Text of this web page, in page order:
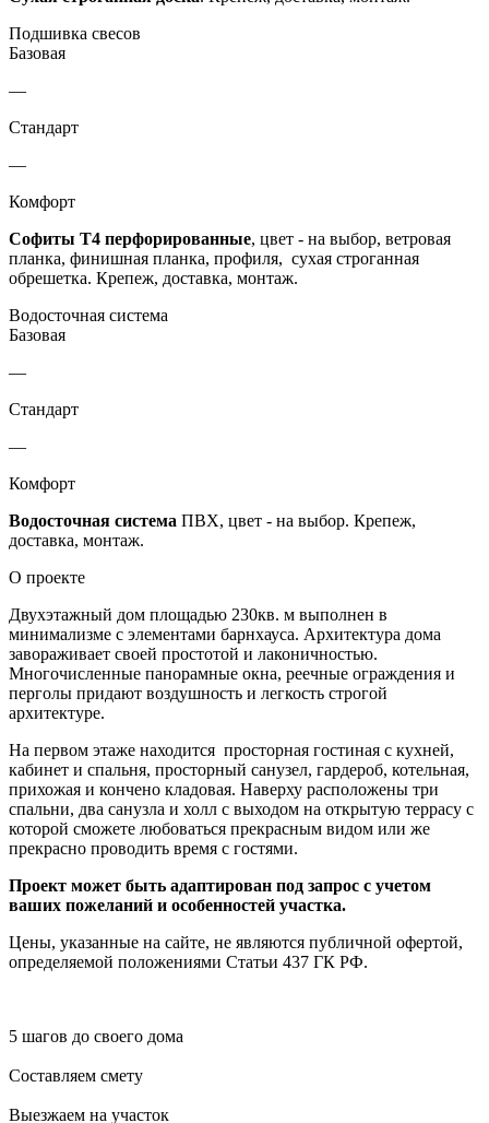
Подшивка свесов
Базовая
—
Стандарт
—
Комфорт
Софиты Т4 перфорированные, цвет - на выбор, ветровая
планка, финишная планка, профиля, сухая строганная
обрешетка. Крепеж, доставка, монтаж.
Водосточная система
Базовая
—
Стандарт
—
Комфорт
Водосточная система ПВХ, цвет - на выбор. Крепеж,
доставка, монтаж.
О проекте
Двухэтажный дом площадью 230кв. м выполнен в
минимализме с элементами барнхауса. Архитектура дома
завораживает своей простотой и лаконичностью.
Многочисленные панорамные окна, реечные ограждения и
перголы придают воздушность и легкость строгой
архитектуре.
На первом этаже находится просторная гостиная с кухней,
кабинет и спальня, просторный санузел, гардероб, котельная,
прихожая и кончено кладовая. Наверху расположены три
спальни, два санузла и холл с выходом на открытую террасу с
которой сможете любоваться прекрасным видом или же
прекрасно проводить время с гостями.
Проект может быть адаптирован под запрос с учетом
ваших пожеланий и особенностей участка.
Цены, указанные на сайте, не являются публичной офертой,
определяемой положениями Статьи 437 ГК РФ.
5 шагов до своего дома
Составляем смету
Выезжаем на участок